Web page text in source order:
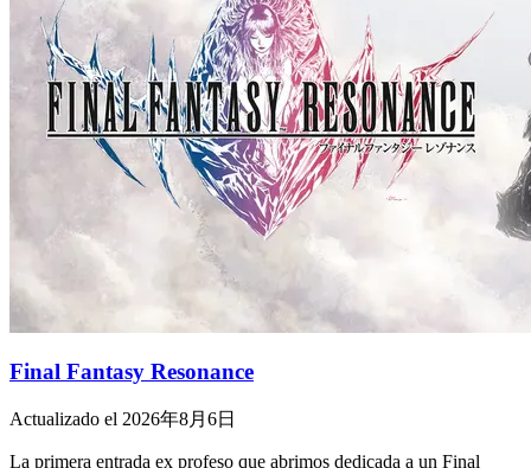
Final Fantasy Resonance
Actualizado el 2026年8月6日
La primera entrada ex profeso que abrimos dedicada a un Final